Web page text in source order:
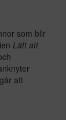
som blir
Lätt att
att